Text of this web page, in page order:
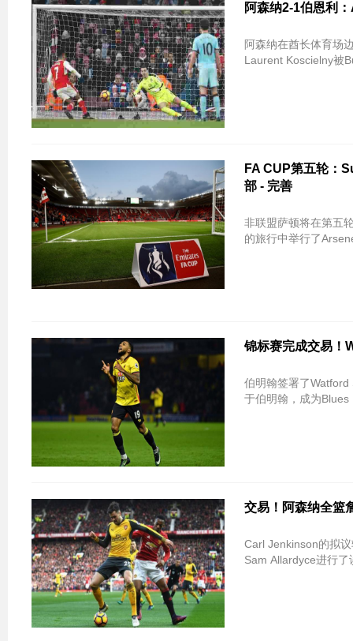
阿森纳2-1伯恩利
阿森纳在酋长体育场
Laurent Koscielny被
FA CUP第五轮：
部 - 完善
非联盟萨顿将在第五
的旅行中举行了
锦标赛完成交易！
伯明翰签署了
于伯明翰，成为Blues
交易！阿森纳全篮
Carl Jenkinson的拟
Sam Allardyce进行